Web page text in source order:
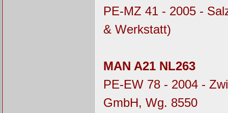
PE-MZ 41 - 2005 -
& Werkstatt)
MAN A21 NL263
PE-EW 78 - 2004 -
GmbH, Wg. 8550